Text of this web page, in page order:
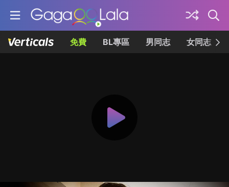
免費 BL專區 男同志 女同志